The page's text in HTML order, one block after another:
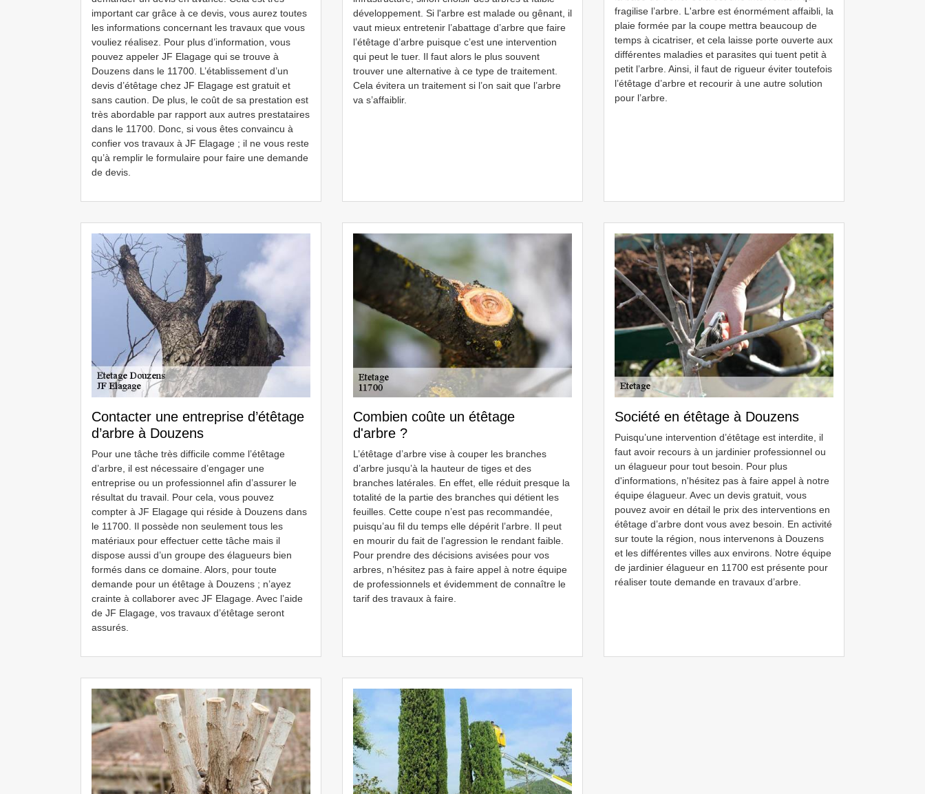
important car grâce à ce devis, vous aurez toutes
les informations concernant les travaux que vous
vouliez réalisez. Pour plus d’information, vous
pouvez appeler JF Elagage qui se trouve à
Douzens dans le 11700. L’établissement d’un
devis d’étêtage chez JF Elagage est gratuit et
sans caution. De plus, le coût de sa prestation est
très abordable par rapport aux autres prestataires
dans le 11700. Donc, si vous êtes convaincu à
confier vos travaux à JF Elagage ; il ne vous reste
qu’à remplir le formulaire pour faire une demande
de devis.
développement. Si l'arbre est malade ou gênant, il
vaut mieux entretenir l’abattage d’arbre que faire
l’étêtage d’arbre puisque c’est une intervention
qui peut le tuer. Il faut alors le plus souvent
trouver une alternative à ce type de traitement.
Cela évitera un traitement si l’on sait que l’arbre
va s’affaiblir.
fragilise l’arbre. L'arbre est énormément affaibli, la
plaie formée par la coupe mettra beaucoup de
temps à cicatriser, et cela laisse porte ouverte aux
différentes maladies et parasites qui tuent petit à
petit l’arbre. Ainsi, il faut de rigueur éviter toutefois
l’étêtage d’arbre et recourir à une autre solution
pour l’arbre.
Contacter une entreprise d’étêtage
d’arbre à Douzens
Pour une tâche très difficile comme l’étêtage
d’arbre, il est nécessaire d’engager une
entreprise ou un professionnel afin d’assurer le
résultat du travail. Pour cela, vous pouvez
compter à JF Elagage qui réside à Douzens dans
le 11700. Il possède non seulement tous les
matériaux pour effectuer cette tâche mais il
dispose aussi d’un groupe des élagueurs bien
formés dans ce domaine. Alors, pour toute
demande pour un étêtage à Douzens ; n’ayez
crainte à collaborer avec JF Elagage. Avec l’aide
de JF Elagage, vos travaux d’étêtage seront
assurés.
Combien coûte un étêtage
d'arbre ?
L’étêtage d’arbre vise à couper les branches
d’arbre jusqu’à la hauteur de tiges et des
branches latérales. En effet, elle réduit presque la
totalité de la partie des branches qui détient les
feuilles. Cette coupe n’est pas recommandée,
puisqu’au fil du temps elle dépérit l’arbre. Il peut
en mourir du fait de l’agression le rendant faible.
Pour prendre des décisions avisées pour vos
arbres, n’hésitez pas à faire appel à notre équipe
de professionnels et évidemment de connaître le
tarif des travaux à faire.
Société en étêtage à Douzens
Puisqu’une intervention d’étêtage est interdite, il
faut avoir recours à un jardinier professionnel ou
un élagueur pour tout besoin. Pour plus
d'informations, n'hésitez pas à faire appel à notre
équipe élagueur. Avec un devis gratuit, vous
pouvez avoir en détail le prix des interventions en
étêtage d’arbre dont vous avez besoin. En activité
sur toute la région, nous intervenons à Douzens
et les différentes villes aux environs. Notre équipe
de jardinier élagueur en 11700 est présente pour
réaliser toute demande en travaux d’arbre.